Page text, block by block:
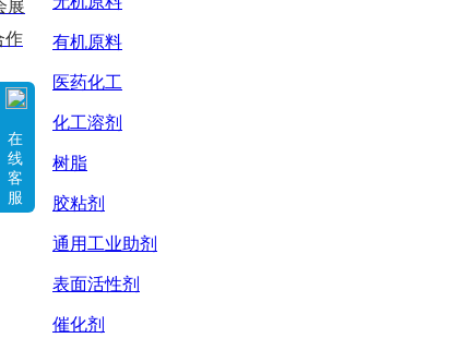
有机原料
医药化工
化工溶剂
树脂
胶粘剂
通用工业助剂
表面活性剂
催化剂
展
作
在
线
客
服